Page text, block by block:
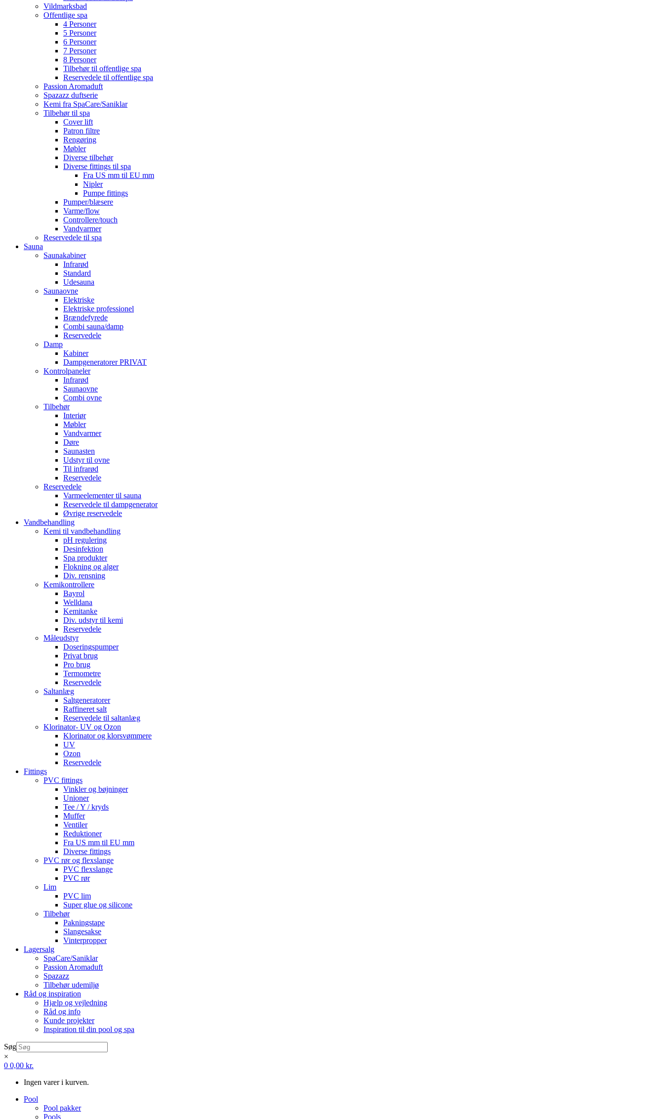
Vildmarksbad
Offentlige spa
4 Personer
5 Personer
6 Personer
7 Personer
8 Personer
Tilbehør til offentlige spa
Reservedele til offentlige spa
Passion Aromaduft
Spazazz duftserie
Kemi fra SpaCare/Saniklar
Tilbehør til spa
Cover lift
Patron filtre
Rengøring
Møbler
Diverse tilbehør
Diverse fittings til spa
Fra US mm til EU mm
Nipler
Pumpe fittings
Pumper/blæsere
Varme/flow
Controllere/touch
Vandvarmer
Reservedele til spa
Sauna
Saunakabiner
Infrarød
Standard
Udesauna
Saunaovne
Elektriske
Elektriske professionel
Brændefyrede
Combi sauna/damp
Reservedele
Damp
Kabiner
Dampgeneratorer PRIVAT
Kontrolpaneler
Infrarød
Saunaovne
Combi ovne
Tilbehør
Interiør
Møbler
Vandvarmer
Døre
Saunasten
Udstyr til ovne
Til infrarød
Reservedele
Reservedele
Varmeelementer til sauna
Reservedele til dampgenerator
Øvrige reservedele
Vandbehandling
Kemi til vandbehandling
pH regulering
Desinfektion
Spa produkter
Flokning og alger
Div. rensning
Kemikontrollere
Bayrol
Welldana
Kemitanke
Div. udstyr til kemi
Reservedele
Måleudstyr
Doseringspumper
Privat brug
Pro brug
Termometre
Reservedele
Saltanlæg
Saltgeneratorer
Raffineret salt
Reservedele til saltanlæg
Klorinator- UV og Ozon
Klorinator og klorsvømmere
UV
Ozon
Reservedele
Fittings
PVC fittings
Vinkler og bøjninger
Unioner
Tee / Y / kryds
Muffer
Ventiler
Reduktioner
Fra US mm til EU mm
Diverse fittings
PVC rør og flexslange
PVC flexslange
PVC rør
Lim
PVC lim
Super glue og silicone
Tilbehør
Pakningstape
Slangesakse
Vinterpropper
Lagersalg
SpaCare/Saniklar
Passion Aromaduft
Spazazz
Tilbehør udemiljø
Råd og inspiration
Hjælp og vejledning
Råd og info
Kunde projekter
Inspiration til din pool og spa
Søg
×
0 0,00 kr.
Ingen varer i kurven.
Pool
Pool pakker
Pools